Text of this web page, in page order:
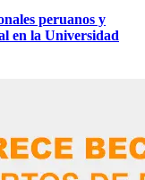
peruanos y
en la Universidad